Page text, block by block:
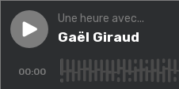
Play episode Gaël Giraud
Une heure avec...
Gaël Giraud
00:00